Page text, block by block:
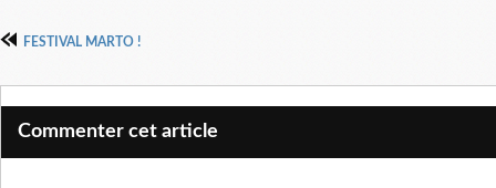
FESTIVAL MARTO !
Commenter cet article